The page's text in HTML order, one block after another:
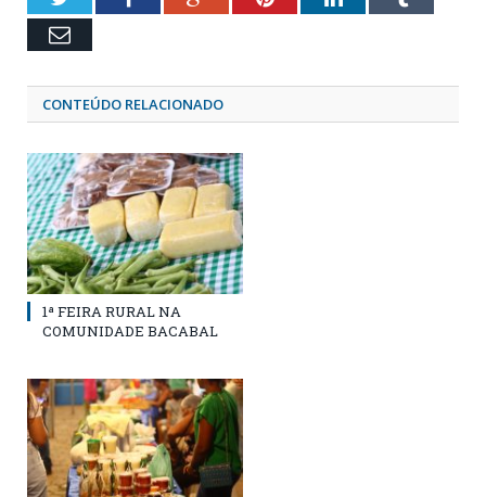
Email
CONTEÚDO RELACIONADO
1ª FEIRA RURAL NA
COMUNIDADE BACABAL